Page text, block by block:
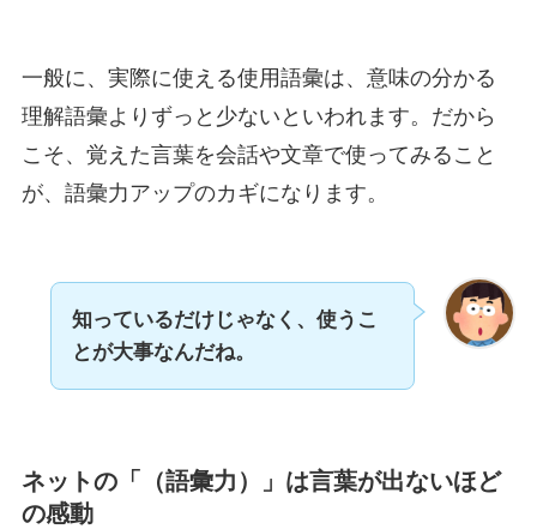
一般に、実際に使える使用語彙は、意味の分かる
理解語彙よりずっと少ないといわれます。だから
こそ、覚えた言葉を会話や文章で使ってみること
が、語彙力アップのカギになります。
知っているだけじゃなく、使うこ
とが大事なんだね。
ネットの「（語彙力）」は言葉が出ないほど
の感動